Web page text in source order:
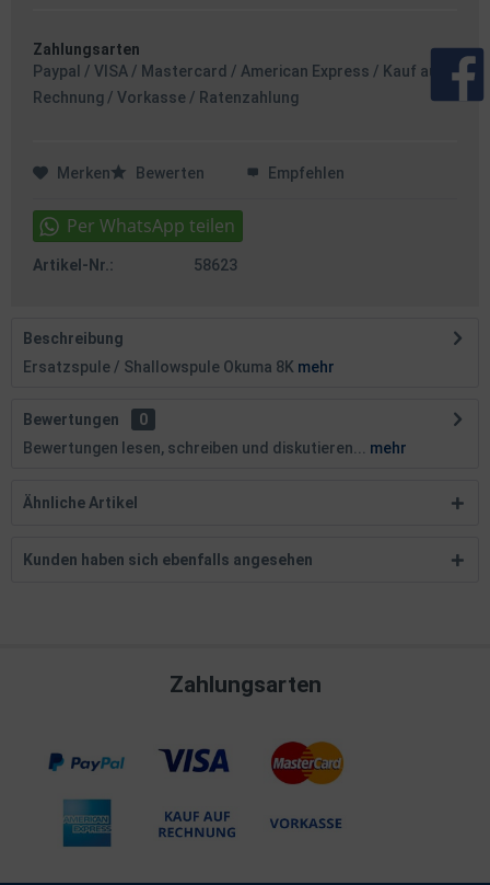
Zahlungsarten
Paypal / VISA / Mastercard / American Express / Kauf auf
Rechnung / Vorkasse / Ratenzahlung
Merken Bewerten Empfehlen
Artikel-Nr.: 58623
Beschreibung
Ersatzspule / Shallowspule Okuma 8K mehr
Bewertungen
0
Bewertungen lesen, schreiben und diskutieren...
mehr
Ähnliche Artikel
Kunden haben sich ebenfalls angesehen
Zahlungsarten